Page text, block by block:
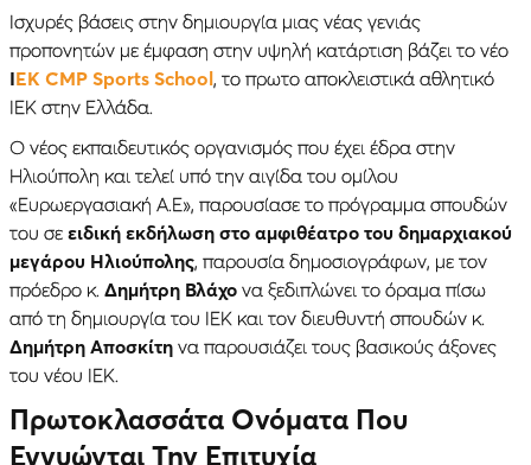
Ισχυρές βάσεις στην δημιουργία μιας νέας γενιάς
προπονητών με έμφαση στην υψηλή κατάρτιση βάζει το νέο
ΙΕΚ CMP Sports School, το πρωτο αποκλειστικά αθλητικό
ΙΕΚ στην Ελλάδα.
Ο νέος εκπαιδευτικός οργανισμός που έχει έδρα στην
Ηλιούπολη και τελεί υπό την αιγίδα του ομίλου
«Ευρωεργασιακή Α.Ε», παρουσίασε το πρόγραμμα σπουδών
του σε ειδική εκδήλωση στο αμφιθέατρο του δημαρχιακού
μεγάρου Ηλιούπολης, παρουσία δημοσιογράφων, με τον
πρόεδρο κ. Δημήτρη Βλάχο να ξεδιπλώνει το όραμα πίσω
από τη δημιουργία του ΙΕΚ και τον διευθυντή σπουδών κ.
Δημήτρη Αποσκίτη να παρουσιάζει τους βασικούς άξονες
του νέου ΙΕΚ.
Πρωτοκλασσάτα Ονόματα Που
Εγγυώνται Την Επιτυχία